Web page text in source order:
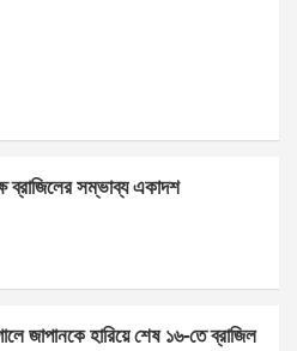
ব্রাজিলের সম্ভাব্য একাদশ
জাপানকে হারিয়ে শেষ ১৬-তে ব্রাজিল